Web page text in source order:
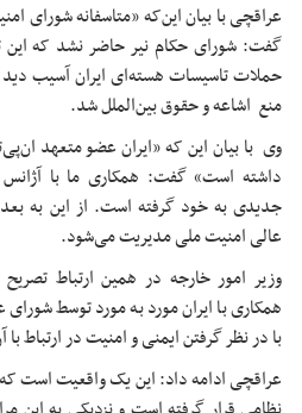
عراقچی با بیان این‌که «متاسفانه شورای
گفت: شورای حکام نیر حاضر نشد که این
حملات تاسیسات هسته‌ای ایران آسیب
منع اشاعه و حقوق بین‌الملل شد.
وی با بیان این که «ایران عضو متعهد
داشته است» گفت: همکاری ما با
جدیدی به خود گرفته است. از این به بعد
عالی امنیت ملی مدیریت می‌شود.
وزیر امور خارجه در همین ارتباط
همکاری با ایران مورد به مورد توسط
با در نظر گرفتن ایمنی و امنیت در ارتباط
عراقچی ادامه داد: این یک واقعیت است